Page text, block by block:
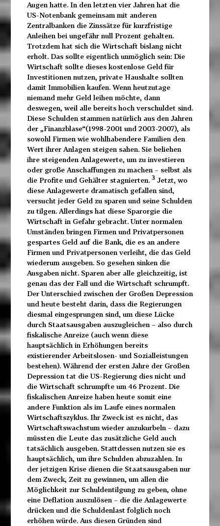
Augen hatte. In den letzten vier Jahren hat die
US-Notenbank gemeinsam mit anderen
Zentralbanken die Zinssätze für kurzfristige
Anleihen bei ungefähr null Prozent gehalten.
Trotzdem hat sich die Wirtschaft bislang nicht
erholt. Das sollte eigentlich unmöglich sein: Die
Wirtschaft sollte dieses kostenlose Geld für
Investitionen nutzen, private Haushalte sollten
damit Immobilien kaufen. Wenn heutzutage
niemand mehr Geld leihen möchte, dann
deswegen, weil alle bereits hoch verschuldet sind.
Diese Schulden stammen natürlich aus den Jahren
der „Finanzblase“(1998-2001 und 2003-2007), als
sowohl Firmen wie wohlhabendere Familien den
Wert ihrer Anlagen steigen sahen. Sie beliehen
ihre steigenden Anlagewerte, um zu investieren
oder große Anschaffungen zu machen – selbst als
die Profite und Gehälter stagnierten. 3 Jetzt, wo
diese Anlagewerte dramatisch gefallen sind,
versucht jeder Geld zu sparen und seine Schulden
zu tilgen. Allerdings hat diese Sparorgie die
Wirtschaft in Gefahr gebracht. Unter normalen
Umständen bringen Firmen und Privatpersonen
gespartes Geld auf die Bank, die es an andere
Firmen und Privatpersonen verleiht, die das Geld
wiederum ausgeben. So gesehen sinken die
Ausgaben nicht. Sparen aber alle gleichzeitig, ist
genau das der Fall und die Wirtschaft schrumpft.
Der Unterschied zwischen der Großen Depression
und heute besteht darin, dass die Regierungen
diesmal eingesprungen sind, um diese Lücke
durch Staatsausgaben auszugleichen – also durch
fiskalische Anreize (auch wenn diese
hauptsächlich in Erhöhungen bereits
existierender Arbeitslosen- und Sozialleistungen
bestehen). Während der ersten Jahre der Großen
Depression tat die US-Regierung dies nicht und
die Wirtschaft schrumpfte um 46 Prozent. Die
fiskalischen Anreize haben heute somit eine
andere Funktion als im Laufe eines normalen
Wirtschaftszyklus. Ihr Zweck ist es nicht, das
Wirtschaftswachstum wieder anzukurbeln – dazu
müssten die Leute das zusätzliche Geld auch
tatsächlich ausgeben. Stattdessen nutzen sie es
hauptsächlich, um ihre Schulden abzuzahlen. In
der jetzigen Krise dienen die Staatsausgaben nur
dem Zweck, Zeit zu gewinnen, um allen die
Möglichkeit zur Schuldentilgung zu geben, ohne
eine Deflation auszulösen – die die Anlagewerte
drücken und die Schuldenlast folglich noch
erhöhen würde. Aus diesen Gründen sind